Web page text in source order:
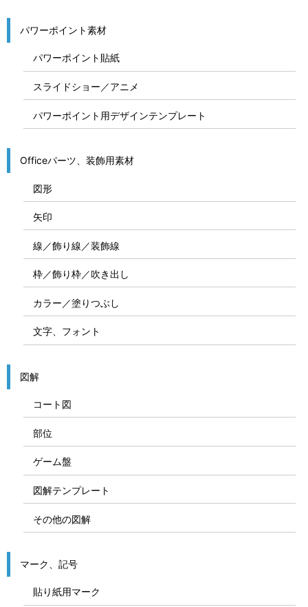
パワーポイント素材
パワーポイント貼紙
スライドショー／アニメ
パワーポイント用デザインテンプレート
Officeパーツ、装飾用素材
図形
矢印
線／飾り線／装飾線
枠／飾り枠／吹き出し
カラー／塗りつぶし
文字、フォント
図解
コート図
部位
ゲーム盤
図解テンプレート
その他の図解
マーク、記号
貼り紙用マーク